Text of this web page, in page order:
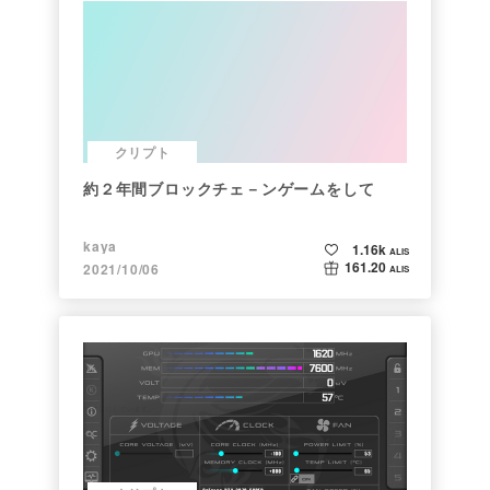
クリプト
約２年間ブロックチェ－ンゲームをして
kaya
2021/10/06
1.16k ALIS
161.20 ALIS